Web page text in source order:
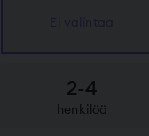
2-4
henkilöä